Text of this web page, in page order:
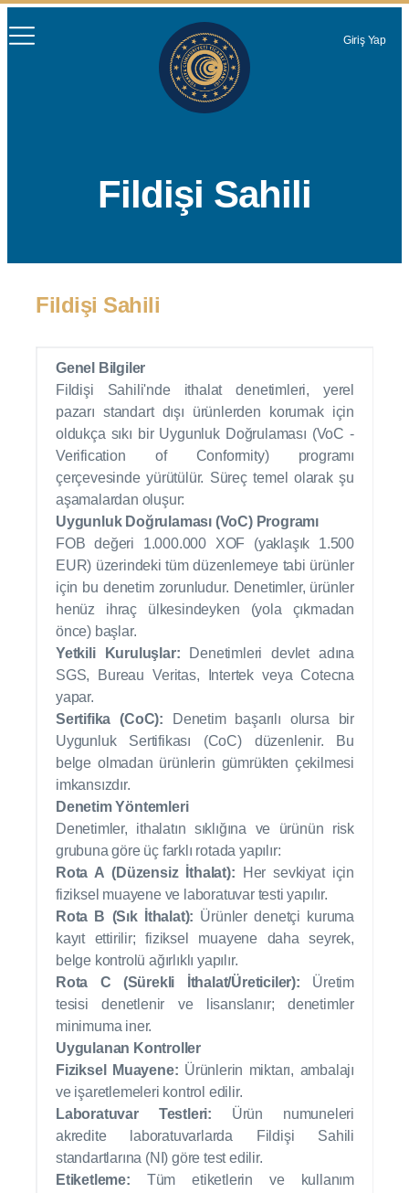
Giriş Yap
Fildişi Sahili
Fildişi Sahili
Genel Bilgiler
Fildişi Sahili'nde ithalat denetimleri, yerel
pazarı standart dışı ürünlerden korumak için
oldukça sıkı bir Uygunluk Doğrulaması (VoC -
Verification of Conformity) programı
çerçevesinde yürütülür. Süreç temel olarak şu
aşamalardan oluşur:
Uygunluk Doğrulaması (VoC) Programı
FOB değeri 1.000.000 XOF (yaklaşık 1.500
EUR) üzerindeki tüm düzenlemeye tabi ürünler
için bu denetim zorunludur. Denetimler, ürünler
henüz ihraç ülkesindeyken (yola çıkmadan
önce) başlar.
Yetkili Kuruluşlar: Denetimleri devlet adına
SGS, Bureau Veritas, Intertek veya Cotecna
yapar.
Sertifika (CoC): Denetim başarılı olursa bir
Uygunluk Sertifikası (CoC) düzenlenir. Bu
belge olmadan ürünlerin gümrükten çekilmesi
imkansızdır.
Denetim Yöntemleri
Denetimler, ithalatın sıklığına ve ürünün risk
grubuna göre üç farklı rotada yapılır:
Rota A (Düzensiz İthalat): Her sevkiyat için
fiziksel muayene ve laboratuvar testi yapılır.
Rota B (Sık İthalat): Ürünler denetçi kuruma
kayıt ettirilir; fiziksel muayene daha seyrek,
belge kontrolü ağırlıklı yapılır.
Rota C (Sürekli İthalat/Üreticiler): Üretim
tesisi denetlenir ve lisanslanır; denetimler
minimuma iner.
Uygulanan Kontroller
Fiziksel Muayene: Ürünlerin miktarı, ambalajı
ve işaretlemeleri kontrol edilir.
Laboratuvar Testleri: Ürün numuneleri
akredite laboratuvarlarda Fildişi Sahili
standartlarına (NI) göre test edilir.
Etiketleme: Tüm etiketlerin ve kullanım